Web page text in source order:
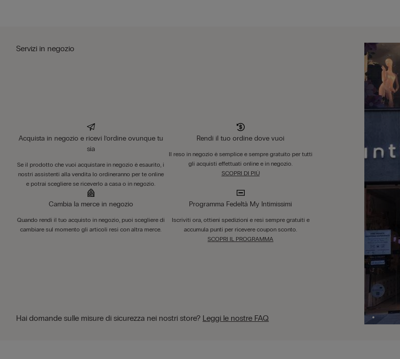
Servizi in negozio
Acquista in negozio e ricevi l’ordine ovunque tu
sia
Se il prodotto che vuoi acquistare in negozio è esaurito, i
nostri assistenti alla vendita lo ordineranno per te online
e potrai scegliere se riceverlo a casa o in negozio.
Rendi il tuo ordine dove vuoi
Il reso in negozio è semplice e sempre gratuito per tutti
gli acquisti effettuati online e in negozio.
SCOPRI DI PIÙ
Cambia la merce in negozio
Quando rendi il tuo acquisto in negozio, puoi scegliere di
cambiare sul momento gli articoli resi con altra merce.
Programma Fedeltà My Intimissimi
Iscriviti ora, ottieni spedizioni e resi sempre gratuiti e
accumula punti per ricevere coupon sconto.
SCOPRI IL PROGRAMMA
Hai domande sulle misure di sicurezza nei nostri store? Leggi le nostre FAQ